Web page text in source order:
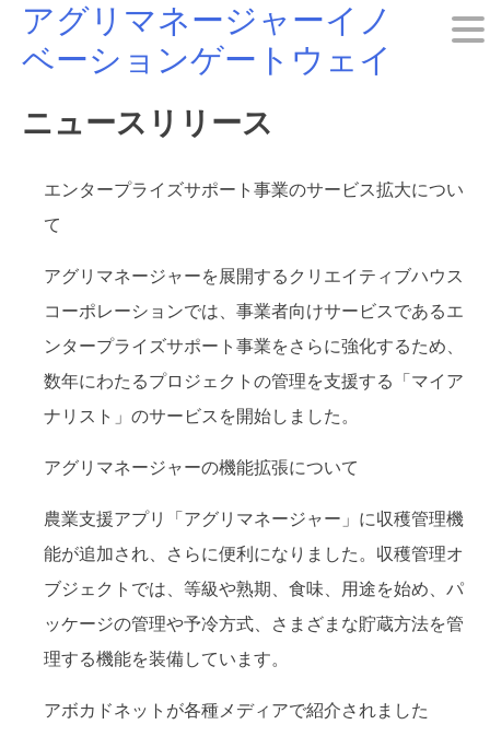
Skipアグリマネージャーイノ
ベーションゲートウェイ
ニュースリリース
エンタープライズサポート事業のサービス拡大につい
て
アグリマネージャーを展開するクリエイティブハウス
コーポレーションでは、事業者向けサービスであるエ
ンタープライズサポート事業をさらに強化するため、
数年にわたるプロジェクトの管理を支援する「マイア
ナリスト」のサービスを開始しました。
アグリマネージャーの機能拡張について
農業支援アプリ「アグリマネージャー」に収穫管理機
能が追加され、さらに便利になりました。収穫管理オ
ブジェクトでは、等級や熟期、食味、用途を始め、パ
ッケージの管理や予冷方式、さまざまな貯蔵方法を管
理する機能を装備しています。
アボカドネットが各種メディアで紹介されました